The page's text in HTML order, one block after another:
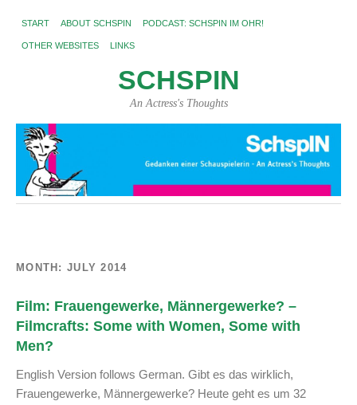
START ABOUT SCHSPIN PODCAST: SCHSPIN IM OHR!
OTHER WEBSITES LINKS
SCHSPIN
An Actress's Thoughts
MONTH: JULY 2014
Film: Frauengewerke, Männergewerke? –
Filmcrafts: Some with Women, Some with
Men?
English Version follows German. Gibt es das wirklich,
Frauengewerke, Männergewerke? Heute geht es um 32